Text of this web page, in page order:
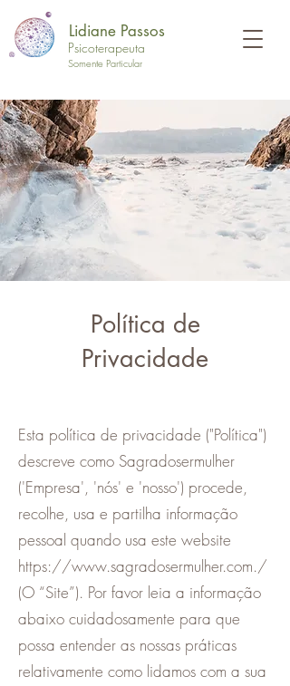
Lidiane Passos
Psicoterapeuta
Somente Particular
Política de
Privacidade
Esta política de privacidade ("Política")
descreve como Sagradosermulher
('Empresa', 'nós' e 'nosso') procede,
recolhe, usa e partilha informação
pessoal quando usa este website
https://www.sagradosermulher.com./
(O “Site”). Por favor leia a informação
abaixo cuidadosamente para que
possa entender as nossas práticas
relativamente como lidamos com a sua